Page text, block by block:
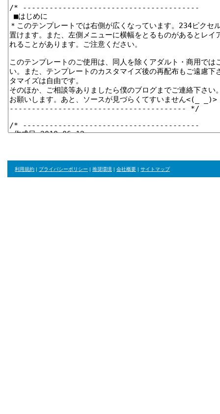
利用規約 | プライバシーポリシー | 推奨環境 | 会社概要 | サイトマップ